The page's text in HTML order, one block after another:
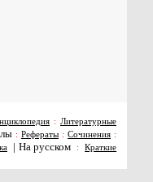
: Литературные
: Рефераты:Сочинения :
| На русском :Краткие